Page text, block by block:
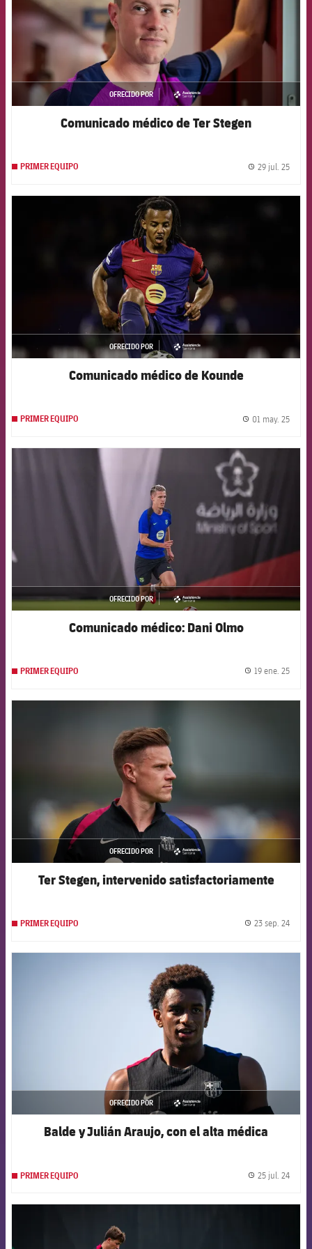
OFRECIDO POR
asistencia
Comunicado médico de Ter Stegen
PRIMER EQUIPO 29 jul. 25
FCB Barcelona badge
OFRECIDO POR
asistencia
Comunicado médico de Kounde
PRIMER EQUIPO 01 may. 25
FCB Barcelona badge
OFRECIDO POR
asistencia
Comunicado médico: Dani Olmo
PRIMER EQUIPO 19 ene. 25
OFRECIDO POR
asistencia
Ter Stegen, intervenido satisfactoriamente
PRIMER EQUIPO 23 sep. 24
OFRECIDO POR
asistencia
Balde y Julián Araujo, con el alta médica
PRIMER EQUIPO 25 jul. 24